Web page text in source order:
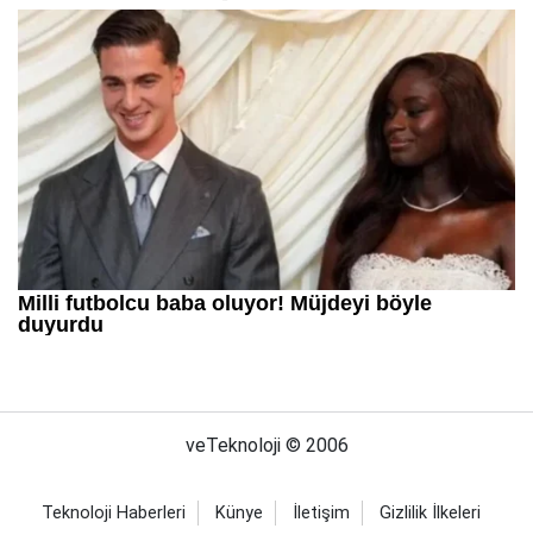
veTeknoloji © 2006
Teknoloji Haberleri Künye İletişim Gizlilik İlkeleri